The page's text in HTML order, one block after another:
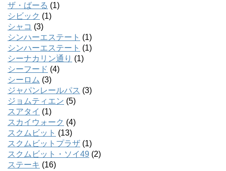
ザ・ばーる (1)
シビック (1)
シャコ (3)
シンハーエステート (1)
シンハーエステート (1)
シーナカリン通り (1)
シーフード (4)
シーロム (3)
ジャパンレールパス (3)
ジョムティエン (5)
スアタイ (1)
スカイウォーク (4)
スクムビット (13)
スクムビットプラザ (1)
スクムビット・ソイ49 (2)
ステーキ (16)